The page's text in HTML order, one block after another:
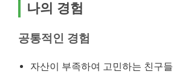
나의 경험
공통적인 경험
자산이 부족하여 고민하는 친구들